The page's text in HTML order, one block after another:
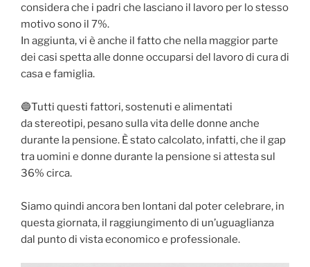
considera che i padri che lasciano il lavoro per lo stesso
motivo sono il 7%.
In aggiunta, vi è anche il fatto che nella maggior parte
dei casi spetta alle donne occuparsi del lavoro di cura di
casa e famiglia.
🔵Tutti questi fattori, sostenuti e alimentati
da stereotipi, pesano sulla vita delle donne anche
durante la pensione. È stato calcolato, infatti, che il gap
tra uomini e donne durante la pensione si attesta sul
36% circa.
Siamo quindi ancora ben lontani dal poter celebrare, in
questa giornata, il raggiungimento di un’uguaglianza
dal punto di vista economico e professionale.